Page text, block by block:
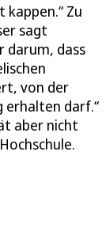
Zu
sagt
darum, dass
von der
erhalten darf.“
aber nicht